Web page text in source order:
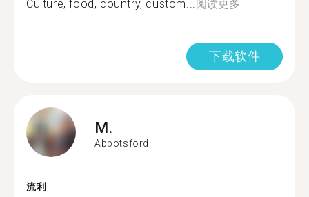
Culture, food, country, custom...阅读更多
下载软件
M.
Abbotsford
流利